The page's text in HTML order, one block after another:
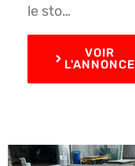
le sto…
VOIR
L'ANNONCE